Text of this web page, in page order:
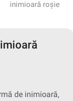
de inimioară,